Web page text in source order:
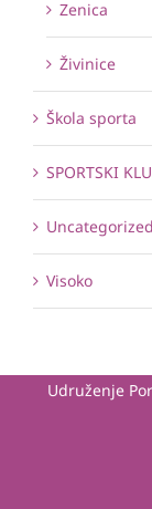
Zenica
Živinice
Škola sporta
SPORTSKI
Uncategorized
Visoko
Udruženje